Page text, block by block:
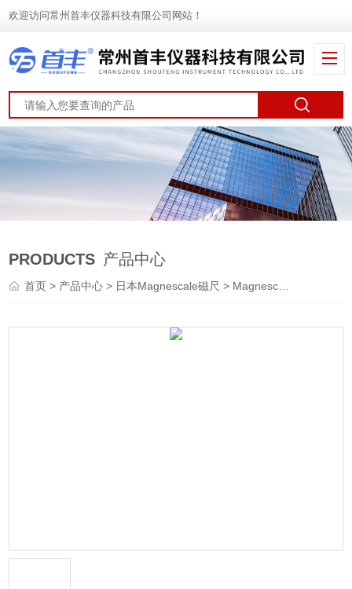
欢迎访问常州首丰仪器科技有限公司网站！
PRODUCTS 产品中心
首页> 产品中心 > 日本Magnescale磁尺 > Magnescale探规